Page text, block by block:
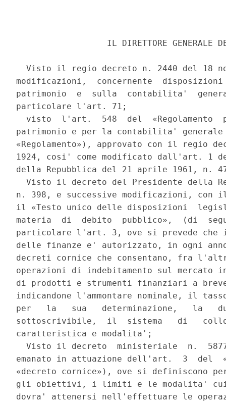
IL DIRETTORE GENERALE
Visto il regio decreto n. 2440 del 18
modificazioni,  concernente
patrimonio  e  sulla  contabilita'
particolare l'art. 71;
visto  l'art.  548  del  «Regolamento
patrimonio e per la contabilita'
«Regolamento»), approvato con il regio
1924, cosi' come modificato dall'art. 1
della Repubblica del 21 aprile 1961, n.
Visto il decreto del Presidente della
n. 398, e successive modificazioni, con
il «Testo unico delle disposizioni
materia  di  debito  pubblico»,  (di
particolare l'art. 3, ove si prevede che
delle finanze e' autorizzato, in ogni
decreti cornice che consentano, fra
operazioni di indebitamento sul mercato
di prodotti e strumenti finanziari a
indicandone l'ammontare nominale, il
per   la   sua   determinazione,   la
sottoscrivibile,  il  sistema   di
caratteristica e modalita';
Visto il decreto  ministeriale  n.
emanato in attuazione dell'art.  3  del
«decreto cornice»), ove si definiscono
gli obiettivi, i limiti e le modalita' cui
dovra' attenersi nell'effettuare le